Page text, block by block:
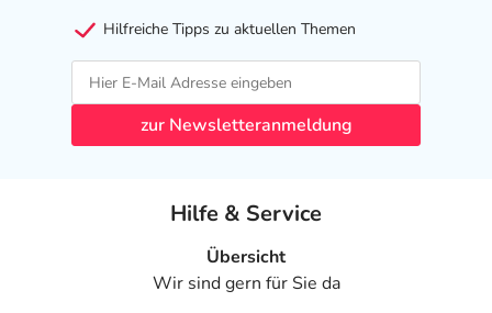
Hilfreiche Tipps zu aktuellen Themen
zur Newsletteranmeldung
Hilfe & Service
Übersicht
Wir sind gern für Sie da